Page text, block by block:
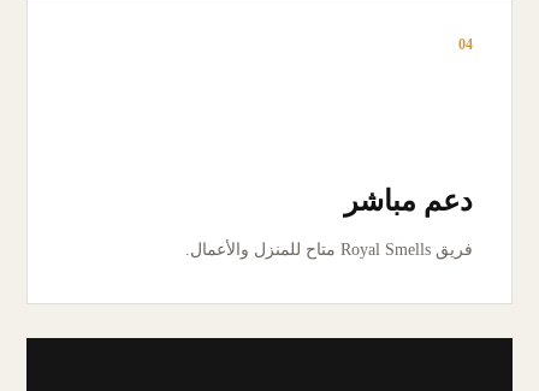
04
دعم مباشر
فريق Royal Smells متاح للمنزل والأعمال.